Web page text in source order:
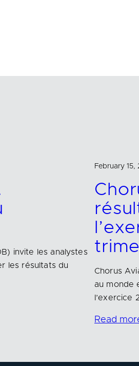
invite les analystes
les résultats du
February 15,
Chorus
au monde
l’exercice
Read